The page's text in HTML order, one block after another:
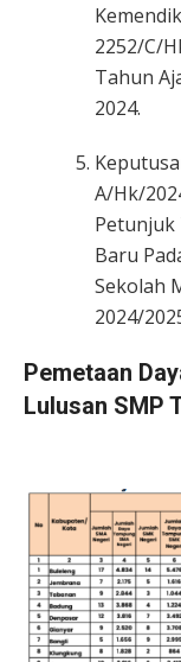
2252/C/
Tahun
2024.
A/Hk/
Petunjuk
Baru
Sekolah
2024/
Pemetaan
Lulusan SMP